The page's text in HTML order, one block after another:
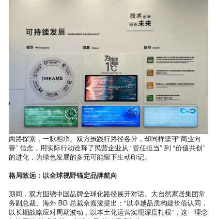
两路探索，一脉相承。双方虽践行路径各异，却同样坚守“商业向
善” 信念，用实际行动诠释了民营企业从 “责任担当” 到 “价值共创”
的进化，为绿色发展的多元可能留下生动印记。
格局致远：以全球视野锚定品牌航向
期间，双方围绕中国品牌全球化路径展开对话。大自然家居集团常
务副总裁、海外 BG 总裁佘嘉浚提出：“以卓越品质构建价值认同，
以长期战略应对周期波动，以本土化运营实现深度扎根”，这一理念